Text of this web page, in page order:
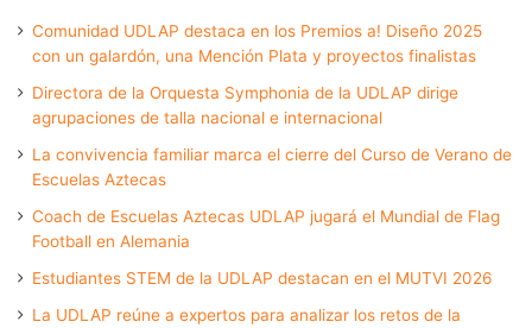
Comunidad UDLAP destaca en los Premios a! Diseño 2025
con un galardón, una Mención Plata y proyectos finalistas
Directora de la Orquesta Symphonia de la UDLAP dirige
agrupaciones de talla nacional e internacional
La convivencia familiar marca el cierre del Curso de Verano de
Escuelas Aztecas
Coach de Escuelas Aztecas UDLAP jugará el Mundial de Flag
Football en Alemania
Estudiantes STEM de la UDLAP destacan en el MUTVI 2026
La UDLAP reúne a expertos para analizar los retos de la